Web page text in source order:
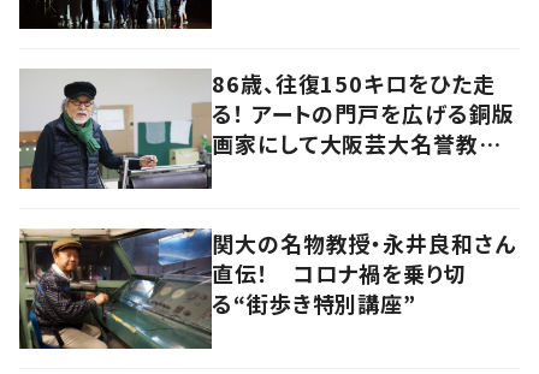
86歳、往復150キロをひた走
る！ アートの門戸を広げる銅版
画家にして大阪芸大名誉教授・
関大の名物教授・永井良和さん
直伝！ コロナ禍を乗り切
る“街歩き特別講座”